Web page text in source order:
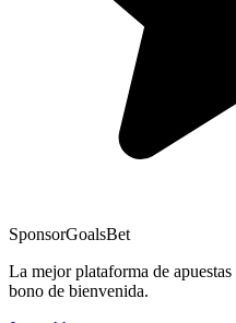
SponsorGoalsBet
La mejor plataforma de
bono de bienvenida.